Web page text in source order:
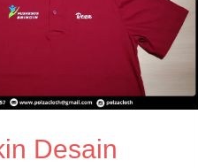
Desain